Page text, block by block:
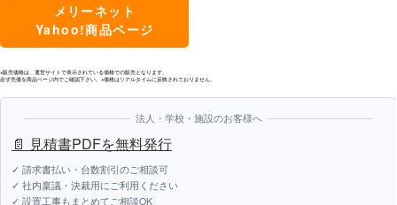
メリーネット
Yahoo!商品ページ
※販売価格は、運営サイトで表示されている価格での販売となります。
必ず売価を商品ページ内でご確認下さい。※価格はリアルタイムに反映されておりません。
法人・学校・施設のお客様へ
📄 見積書PDFを無料発行
✓ 請求書払い・台数割引のご相談可
✓ 社内稟議・決裁用にご利用ください
✓ 設置工事もまとめてご相談OK